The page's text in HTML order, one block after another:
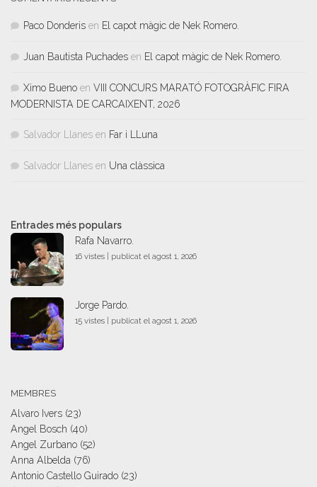
Paco Donderis en El capot màgic de Nek Romero.
Juan Bautista Puchades en El capot màgic de Nek Romero.
Ximo Bueno en VIII CONCURS MARATÓ FOTOGRÀFIC FIRA
MODERNISTA DE CARCAIXENT, 2026
Salvador Llanes en Far i LLuna
Salvador Llanes en Una clàssica
Entrades més populars
Rafa Navarro.
16 vistes publicat el agost 1, 2026
Jorge Pardo.
15 vistes publicat el agost 1, 2026
MEMBRES
Alvaro Ivers (23)
Angel Bosch (40)
Angel Zurbano (52)
Anna Albelda (76)
Antonio Castello Guirado (23)